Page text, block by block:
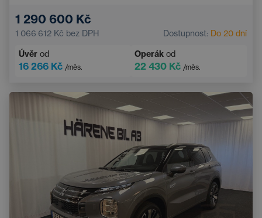
Zatmavená okna
1 290 600 Kč
1 066 612 Kč bez DPH Dostupnost: Do 20 dní
Úvěr od
16 266 Kč /měs.
Operák od
22 430 Kč /měs.